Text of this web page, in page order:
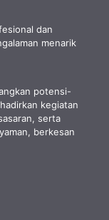
dan
menarik
potensi-
kegiatan
serta
berkesan